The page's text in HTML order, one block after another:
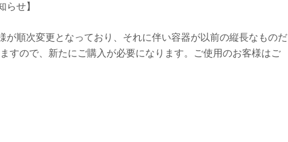
らせ】
が順次変更となっており、それに伴い容器が以前の縦長なものだ
すので、新たにご購入が必要になります。ご使用のお客様はご